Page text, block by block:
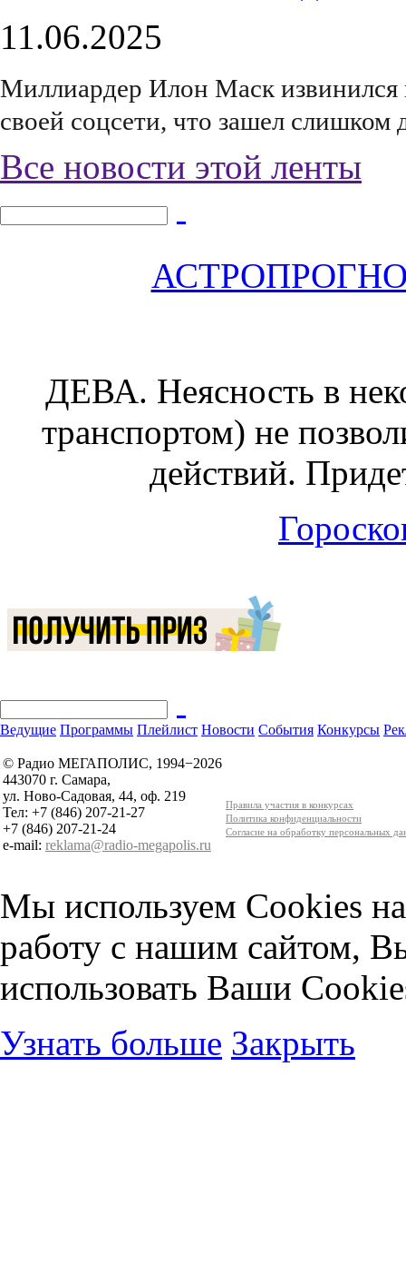
11.06.2025
Миллиардер Илон Маск
своей соцсети, что зашел слишком
Все новости этой ленты
ДЕВА. Неясность в
транспортом) не
действий.
Ведущие Программы Плейлист Новости События Конкурсы
© Радио МЕГАПОЛИС, 1994−2026
443070 г. Самара,
ул. Ново-Садовая, 44, оф. 219
Тел: +7 (846) 207-21-27
+7 (846) 207-21-24
e-mail: reklama@radio-megapolis.ru
Правила участия в конкурсах
Политика конфиденциальности
Согласие на обработку персональных
Мы используем Cookies
работу с нашим сайтом,
использовать Ваши
Узнать больше Закрыть